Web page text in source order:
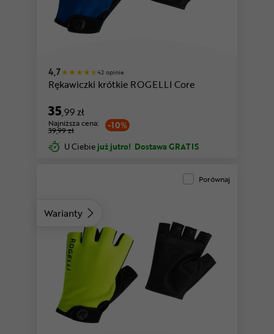
4,7 42 opinie
Rękawiczki krótkie ROGELLI Core
35,99 zł
-10%
Najniższa cena:
39,99 zł
U Ciebie już jutro! Dostawa GRATIS
Warianty
Porównaj